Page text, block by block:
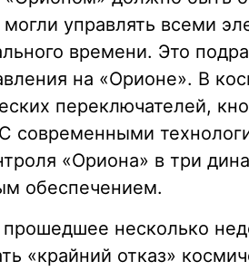
управлять всеми
времени. Это
на «Орионе». В
переключателей,
современными
«Ориона» в три
обеспечением.
несколько
«крайний отказ»